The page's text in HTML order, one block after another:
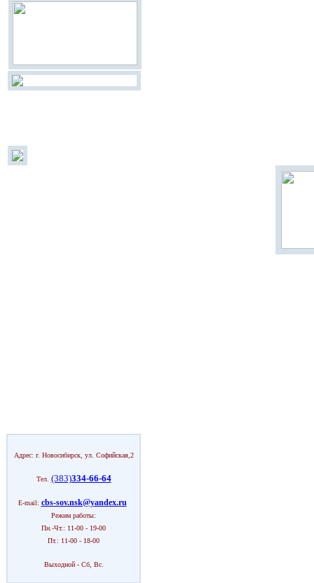
Адрес: г. Новосибирск, ул. Софийская,2
Тел. (383)334-66-64
E-mail: cbs-sov.nsk@yandex.ru
Режим работы:
Пн.-Чт.: 11-00 - 19-00
Пт.: 11-00 - 18-00
Выходной - Сб, Вс.